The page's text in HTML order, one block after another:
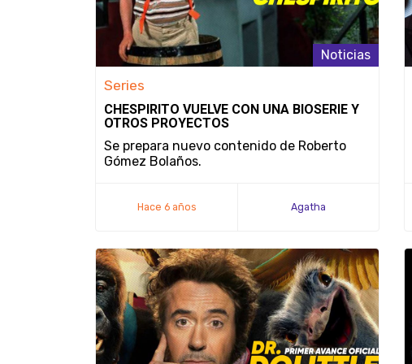
Noticias
Series
CHESPIRITO VUELVE CON UNA BIOSERIE Y
OTROS PROYECTOS
Se prepara nuevo contenido de Roberto
Gómez Bolaños.
Hace 6 años Agatha